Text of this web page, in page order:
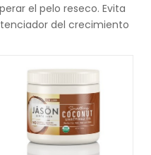
el pelo reseco. Evita
del crecimiento